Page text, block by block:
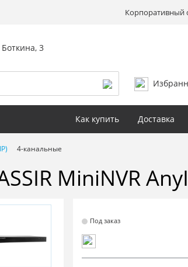
Корпоративный
3
Как купить Доставка
4-канальные
MiniNVR
Под заказ